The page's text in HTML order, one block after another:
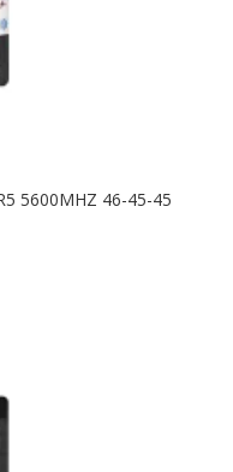
5600MHZ 46-45-45